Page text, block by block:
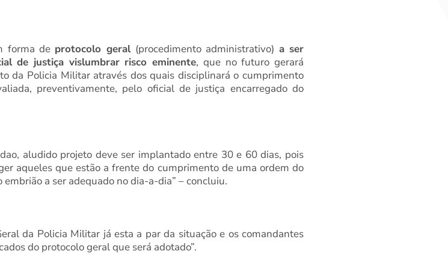
forma de protocolo geral (procedimento administrativo) a ser
de justiça vislumbrar risco eminente, que no futuro gerará
da Policia Militar através dos quais disciplinará o cumprimento
preventivamente, pelo oficial de justiça encarregado do
aludido projeto deve ser implantado entre 30 e 60 dias, pois
aqueles que estão a frente do cumprimento de uma ordem do
embrião a ser adequado no dia-a-dia” – concluiu.
da Policia Militar já esta a par da situação e os comandantes
do protocolo geral que será adotado”.